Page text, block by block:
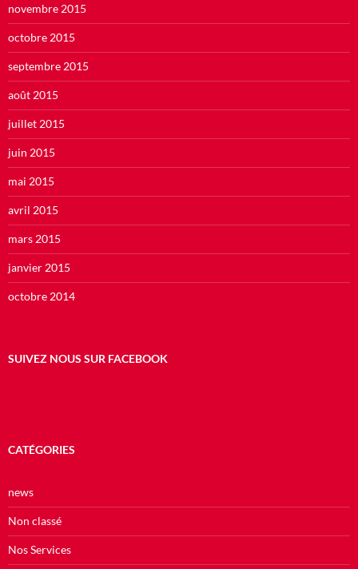
novembre 2015
octobre 2015
septembre 2015
août 2015
juillet 2015
juin 2015
mai 2015
avril 2015
mars 2015
janvier 2015
octobre 2014
SUIVEZ NOUS SUR FACEBOOK
CATÉGORIES
news
Non classé
Nos Services